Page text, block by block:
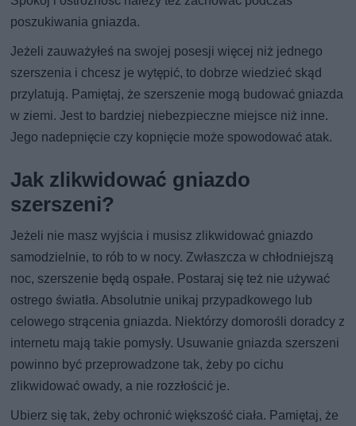
poszukiwania gniazda.
Jeżeli zauważyłeś na swojej posesji więcej niż jednego
szerszenia i chcesz je wytępić, to dobrze wiedzieć skąd
przylatują. Pamiętaj, że szerszenie mogą budować gniazda
w ziemi. Jest to bardziej niebezpieczne miejsce niż inne.
Jego nadepnięcie czy kopnięcie może spowodować atak.
Jak zlikwidować gniazdo
szerszeni?
Jeżeli nie masz wyjścia i musisz zlikwidować gniazdo
samodzielnie, to rób to w nocy. Zwłaszcza w chłodniejszą
noc, szerszenie będą ospałe. Postaraj się też nie używać
ostrego światła. Absolutnie unikaj przypadkowego lub
celowego strącenia gniazda. Niektórzy domorośli doradcy z
internetu mają takie pomysły. Usuwanie gniazda szerszeni
powinno być przeprowadzone tak, żeby po cichu
zlikwidować owady, a nie rozzłościć je.
Ubierz się tak, żeby ochronić większość ciała. Pamiętaj, że